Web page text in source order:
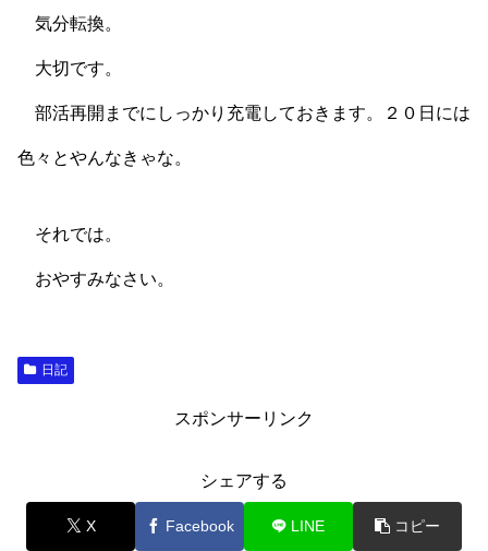
気分転換。
大切です。
部活再開までにしっかり充電しておきます。２０日には
色々とやんなきゃな。
それでは。
おやすみなさい。
日記
スポンサーリンク
シェアする
X Facebook LINE コピー